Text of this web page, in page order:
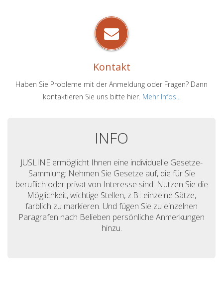
Kontakt
Haben Sie Probleme mit der Anmeldung oder Fragen? Dann
kontaktieren Sie uns bitte hier. Mehr Infos...
INFO
JUSLINE ermöglicht Ihnen eine individuelle Gesetze-
Sammlung: Nehmen Sie Gesetze auf, die für Sie
beruflich oder privat von Interesse sind. Nutzen Sie die
Möglichkeit, wichtige Stellen, z.B.: einzelne Sätze,
farblich zu markieren. Und fügen Sie zu einzelnen
Paragrafen nach Belieben persönliche Anmerkungen
hinzu.